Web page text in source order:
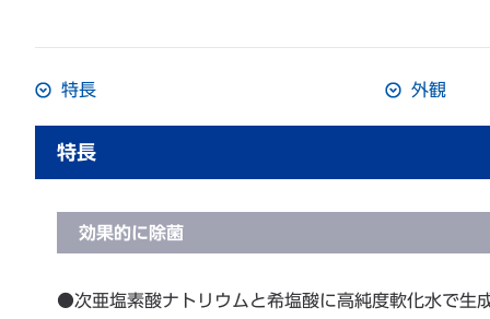
特長 外観
特長
効果的に除菌
●次亜塩素酸ナトリウムと希塩酸に高純度軟化水で生